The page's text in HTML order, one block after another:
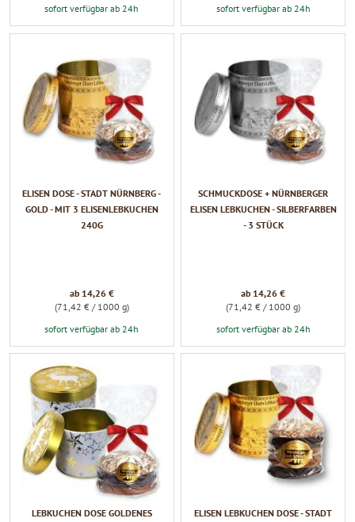
sofort verfügbar ab 24h sofort verfügbar ab 24h
ELISEN DOSE - STADT NÜRNBERG -
GOLD - MIT 3 ELISENLEBKUCHEN
240G
ab 14,26 €
(71,42 € / 1000 g)
sofort verfügbar ab 24h
SCHMUCKDOSE + NÜRNBERGER
ELISEN LEBKUCHEN - SILBERFARBEN
- 3 STÜCK
ab 14,26 €
(71,42 € / 1000 g)
sofort verfügbar ab 24h
LEBKUCHEN DOSE GOLDENES
ELISEN LEBKUCHEN DOSE - STADT